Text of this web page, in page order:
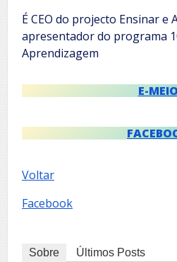
É CEO do projecto Ensinar e
apresentador do programa
Aprendizagem
E-MEIO
Voltar
Facebook
Sobre Últimos Posts